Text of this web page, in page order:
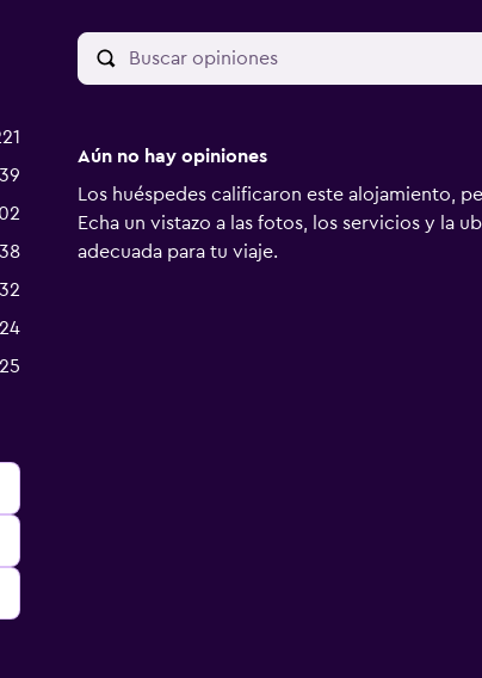
38
32
24
25
Aún no hay opiniones
Los huéspedes calificaron este alojamiento,
Echa un vistazo a las fotos, los servicios y la
adecuada para tu viaje.